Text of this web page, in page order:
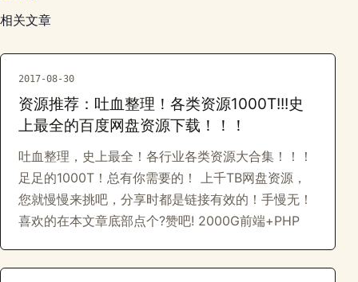
相关文章
2017-08-30
资源推荐：吐血整理！各类资源1000T!!!史
上最全的百度网盘资源下载！！！
吐血整理，史上最全！各行业各类资源大合集！！！
足足的1000T！总有你需要的！ 上千TB网盘资源，
您就慢慢来挑吧，分享时都是链接有效的！手慢无！
喜欢的在本文章底部点个?赞吧! 2000G前端+PHP